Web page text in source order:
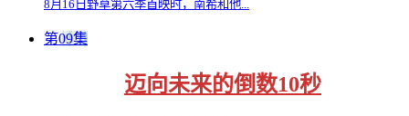
8月16日野草第六季首映时，南希和他...
第09集
迈向未来的倒数10秒